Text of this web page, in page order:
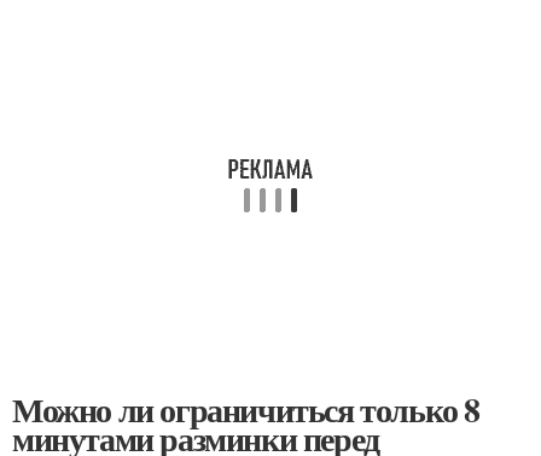
Можно ли ограничиться только 8
минутами разминки перед